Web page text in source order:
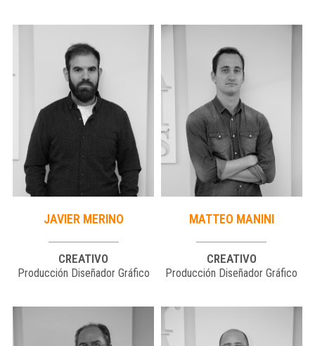
JAVIER MERINO
CREATIVO
Producción Diseñador Gráfico
MATTEO MANINI
CREATIVO
Producción Diseñador Gráfico